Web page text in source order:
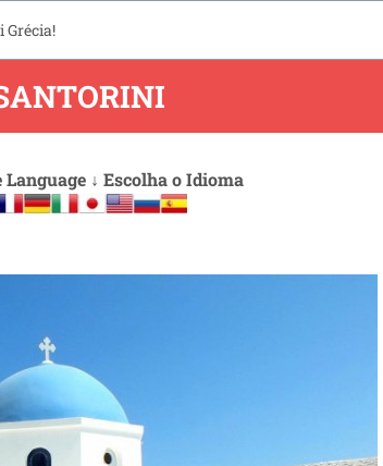
Grécia!
Language ↓Escolha o Idioma